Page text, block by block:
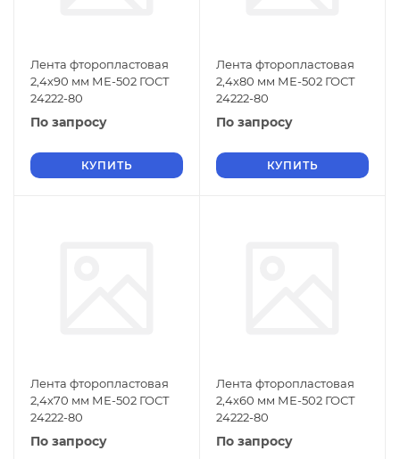
Лента фторопластовая
2,4х90 мм МЕ-502 ГОСТ
24222-80
По запросу
КУПИТЬ
Лента фторопластовая
2,4х80 мм МЕ-502 ГОСТ
24222-80
По запросу
КУПИТЬ
Лента фторопластовая
2,4х70 мм МЕ-502 ГОСТ
24222-80
По запросу
Лента фторопластовая
2,4х60 мм МЕ-502 ГОСТ
24222-80
По запросу